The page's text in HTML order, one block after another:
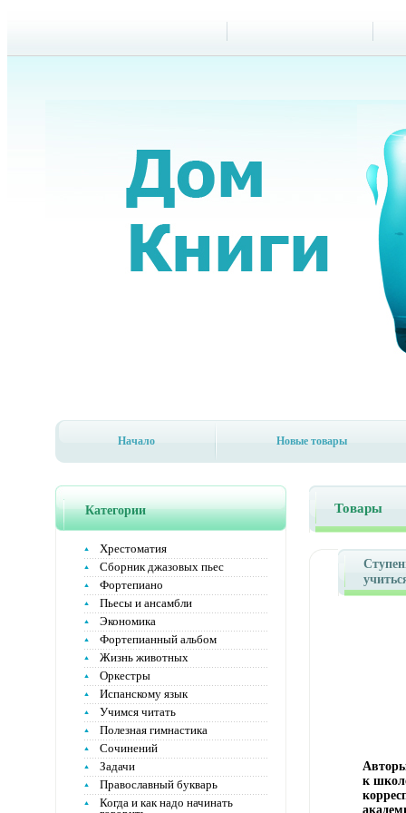
Начало Новые товары
Категории
Хрестоматия
Сборник джазовых пьес
Фортепиано
Пьесы и ансамбли
Экономика
Фортепианный альбом
Жизнь животных
Оркестры
Испанскому язык
Учимся читать
Полезная гимнастика
Сочинений
Задачи
Православный букварь
Когда и как надо начинать
Товары
Дрофа,
к